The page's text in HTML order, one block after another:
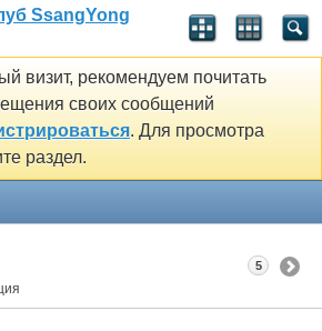
SsangYong
визит, рекомендуем почитать
своих сообщений
. Для просмотра
раздел.
5